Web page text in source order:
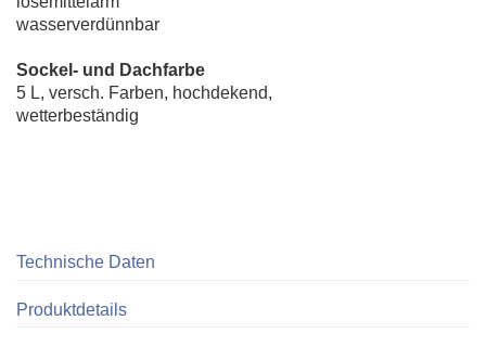
wasserverdünnbar
Sockel- und Dachfarbe
5 L, versch. Farben, hochdekend,
wetterbeständig
Technische Daten
Produktdetails